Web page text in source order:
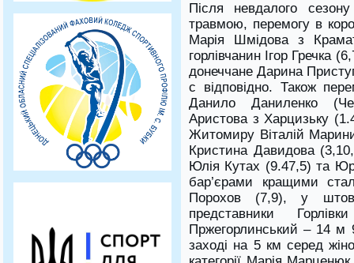
Після невдалого
травмою, перемогу в
Марія Шмідова з
горлівчанин Ігор Гречка
донеччане Дарина
с відповідно. Також
Данило Даниленко
Аристова з Харцизьку
Житомиру Віталій
Кристина Давидова
Юлія Кутах (9.47,5) та
бар’єрами кращими
Порохов (7,9), у
представники
Пржегорлинський – 14
заході на 5 км серед